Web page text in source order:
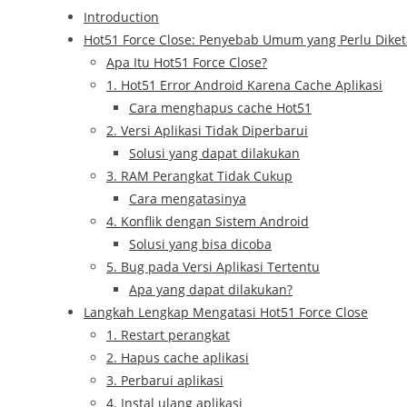
Introduction
Hot51 Force Close: Penyebab Umum yang Perlu
Apa Itu Hot51 Force Close?
1. Hot51 Error Android Karena Cache Aplikasi
Cara menghapus cache Hot51
2. Versi Aplikasi Tidak Diperbarui
Solusi yang dapat dilakukan
3. RAM Perangkat Tidak Cukup
Cara mengatasinya
4. Konflik dengan Sistem Android
Solusi yang bisa dicoba
5. Bug pada Versi Aplikasi Tertentu
Apa yang dapat dilakukan?
Langkah Lengkap Mengatasi Hot51 Force Close
1. Restart perangkat
2. Hapus cache aplikasi
3. Perbarui aplikasi
4. Instal ulang aplikasi